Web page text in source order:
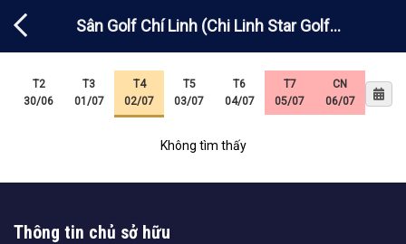
đến
Sân Golf Chí Linh (Chi Linh Star Golf
Country Club) – Dosmetic
T2
30/06
T3
01/07
T4
02/07
T5
03/07
T6
04/07
T7
05/07
CN
06/07
Không tìm thấy
Thông tin chủ sở hữu